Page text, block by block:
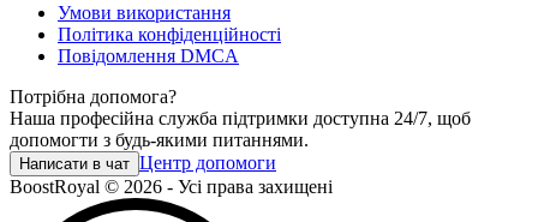
Умови використання
Політика конфіденційності
Повідомлення DMCA
Потрібна допомога?
Наша професійна служба підтримки доступна 24/7, щоб
допомогти з будь-якими питаннями.
Написати в чат Центр допомоги
BoostRoyal © 2026 - Усі права захищені